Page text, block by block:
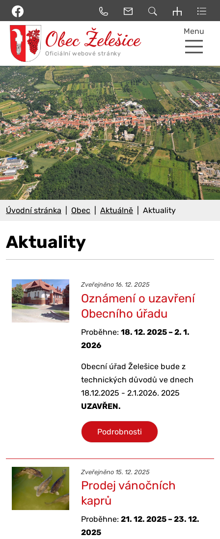
Menu
Úvodní stránka Obec Aktuálně Aktuality
Aktuality
Zveřejněno 16. 12. 2025
Oznámení o uzavření
Obecního úřadu
Proběhne:18. 12. 2025 – 2. 1.
2026
Obecní úřad Želešice bude z
technických důvodů ve dnech
18.12.2025 - 2.1.2026. 2025
UZAVŘEN.
Podrobnosti
Zveřejněno 15. 12. 2025
Prodej vánočních
kaprů
Proběhne:21. 12. 2025 – 23. 12.
2025